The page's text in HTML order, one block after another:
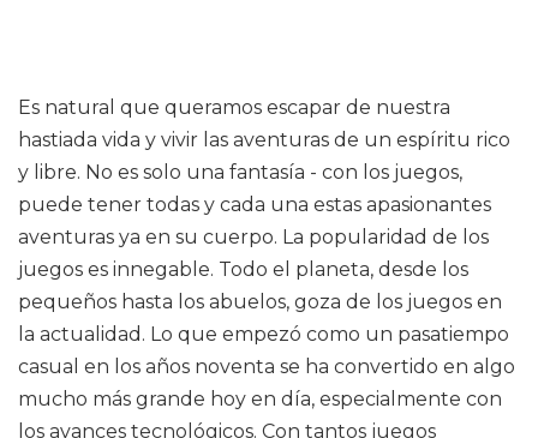
Es natural que queramos escapar de nuestra
hastiada vida y vivir las aventuras de un espíritu rico
y libre. No es solo una fantasía - con los juegos,
puede tener todas y cada una estas apasionantes
aventuras ya en su cuerpo. La popularidad de los
juegos es innegable. Todo el planeta, desde los
pequeños hasta los abuelos, goza de los juegos en
la actualidad. Lo que empezó como un pasatiempo
casual en los años noventa se ha convertido en algo
mucho más grande hoy en día, especialmente con
los avances tecnológicos. Con tantos juegos